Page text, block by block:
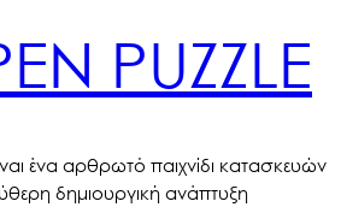
PUZZLE
ένα αρθρωτό παιχνίδι κατασκευών
δημιουργική ανάπτυξη